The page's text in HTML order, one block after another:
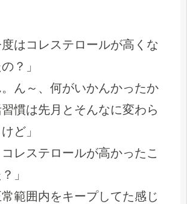
度はコレステロールが高くな
？」
。ん～、何がいかんかったか
慣は先月とそんなに変わら
ど」
コレステロールが高かったこ
」
常範囲内をキープしてた感じ